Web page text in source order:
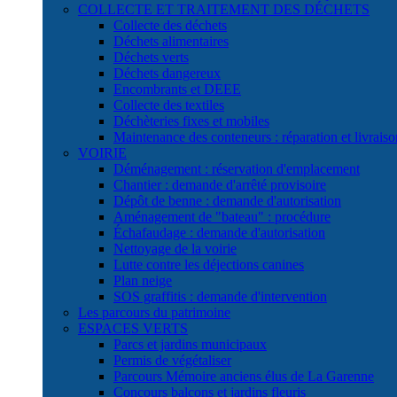
COLLECTE ET TRAITEMENT DES DÉCHETS
Collecte des déchets
Déchets alimentaires
Déchets verts
Déchets dangereux
Encombrants et DEEE
Collecte des textiles
Déchèteries fixes et mobiles
Maintenance des conteneurs : réparation et
VOIRIE
Déménagement : réservation d'emplacement
Chantier : demande d'arrêté provisoire
Dépôt de benne : demande d'autorisation
Aménagement de "bateau" : procédure
Échafaudage : demande d'autorisation
Nettoyage de la voirie
Lutte contre les déjections canines
Plan neige
SOS graffitis : demande d'intervention
Les parcours du patrimoine
ESPACES VERTS
Parcs et jardins municipaux
Permis de végétaliser
Parcours Mémoire anciens élus de La Garenne
Concours balcons et jardins fleuris